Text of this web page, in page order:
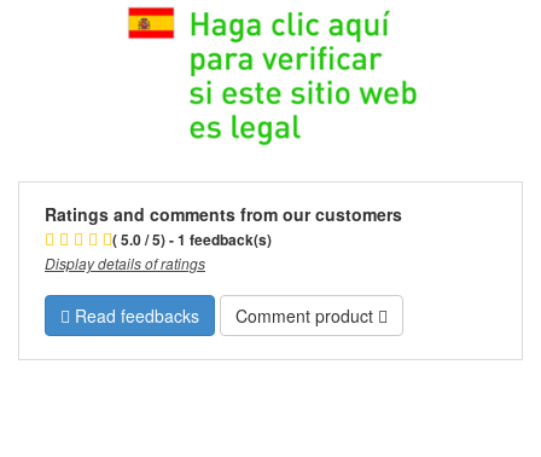
Ratings and comments from our customers
( 5.0 / 5) - 1 feedback(s)
Display details of ratings
Read feedbacks Comment product